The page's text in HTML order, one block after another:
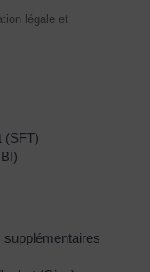
légale et
(SFT)